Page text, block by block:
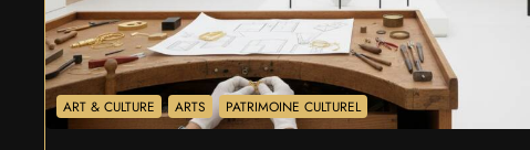
ART & CULTURE ARTS PATRIMOINE CULTUREL